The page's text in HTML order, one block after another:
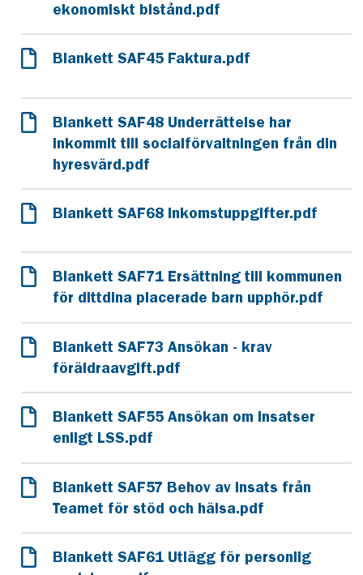
ekonomiskt bistånd.pdf
Blankett SAF45 Faktura.pdf
Blankett SAF48 Underrättelse har
inkommit till socialförvaltningen från din
hyresvärd.pdf
Blankett SAF68 Inkomstuppgifter.pdf
Blankett SAF71 Ersättning till kommunen
för dittdina placerade barn upphör.pdf
Blankett SAF73 Ansökan - krav
föräldraavgift.pdf
Blankett SAF55 Ansökan om insatser
enligt LSS.pdf
Blankett SAF57 Behov av insats från
Teamet för stöd och hälsa.pdf
Blankett SAF61 Utlägg för personlig